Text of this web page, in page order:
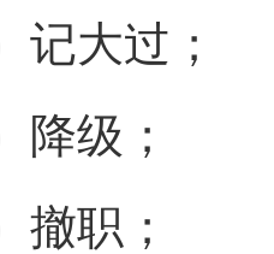
大过；
级；
职；